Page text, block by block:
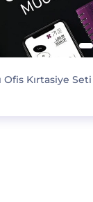
Ofis Kırtasiye Seti